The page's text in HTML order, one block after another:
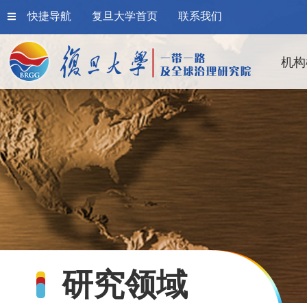
快捷导航 复旦大学首页 联系我们
机
研究领域